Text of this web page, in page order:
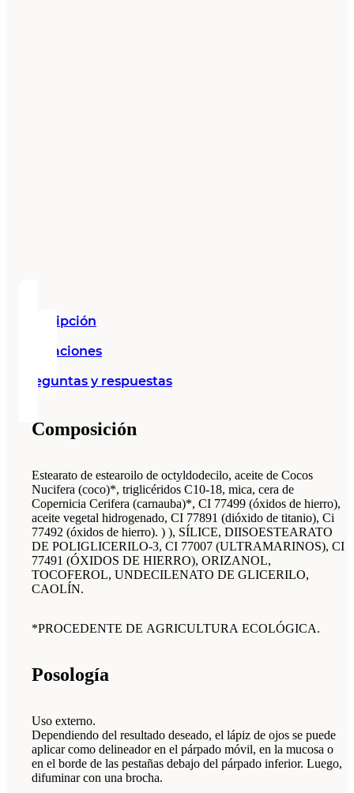
Descripción
Valoraciones
Preguntas y respuestas
Composición
Estearato de estearoilo de octyldodecilo, aceite de Cocos
Nucifera (coco)*, triglicéridos C10-18, mica, cera de
Copernicia Cerifera (carnauba)*, CI 77499 (óxidos de hierro),
aceite vegetal hidrogenado, CI 77891 (dióxido de titanio), Ci
77492 (óxidos de hierro). ) ), SÍLICE, DIISOESTEARATO
DE POLIGLICERILO-3, CI 77007 (ULTRAMARINOS), CI
77491 (ÓXIDOS DE HIERRO), ORIZANOL,
TOCOFEROL, UNDECILENATO DE GLICERILO,
CAOLÍN.
*PROCEDENTE DE AGRICULTURA ECOLÓGICA.
Posología
Uso externo.
Dependiendo del resultado deseado, el lápiz de ojos se puede
aplicar como delineador en el párpado móvil, en la mucosa o
en el borde de las pestañas debajo del párpado inferior. Luego,
difuminar con una brocha.